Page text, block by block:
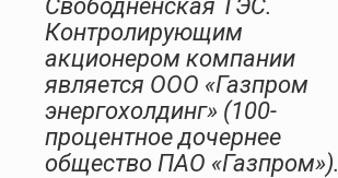
Свободненская ТЭС.
Контролирующим
акционером компании
является ООО «Газпром
энергохолдинг» (100-
процентное дочернее
общество ПАО «Газпром»).